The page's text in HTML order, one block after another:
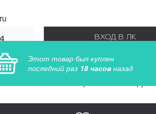
ВХОД В ЛК
РЕГИСТРАЦИЯ
Этот товар был куплен
последний раз 18 часов назад